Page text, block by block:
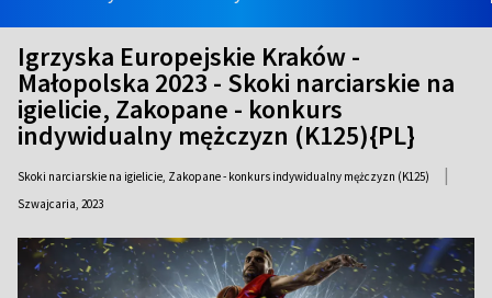
Igrzyska Europejskie Kraków -
Małopolska 2023 - Skoki narciarskie na
igielicie, Zakopane - konkurs
indywidualny mężczyzn (K125){PL}
Skoki narciarskie na igielicie, Zakopane - konkurs indywidualny mężczyzn (K125) |
Szwajcaria, 2023